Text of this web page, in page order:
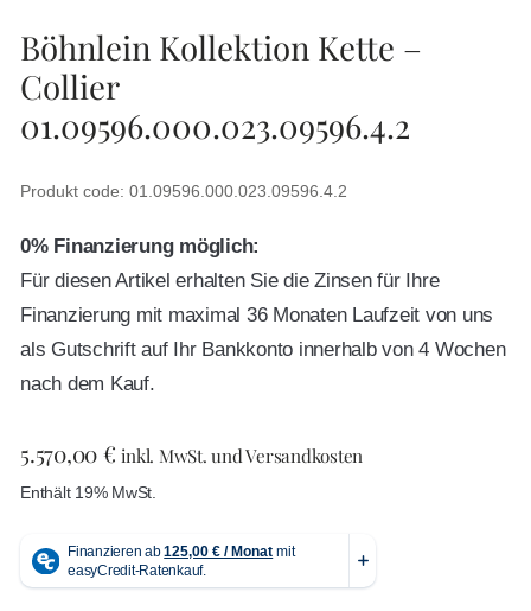
Böhnlein Kollektion Kette –
Collier
01.09596.000.023.09596.4.2
Produkt code: 01.09596.000.023.09596.4.2
0% Finanzierung möglich:
Für diesen Artikel erhalten Sie die Zinsen für Ihre
Finanzierung mit maximal 36 Monaten Laufzeit von uns
als Gutschrift auf Ihr Bankkonto innerhalb von 4 Wochen
nach dem Kauf.
5.570,00€ inkl. MwSt. und Versandkosten
Enthält 19% MwSt.